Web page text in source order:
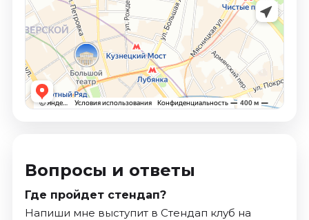
Вопросы и ответы
Где пройдет стендап?
Напиши мне выступит в Стендап клуб на